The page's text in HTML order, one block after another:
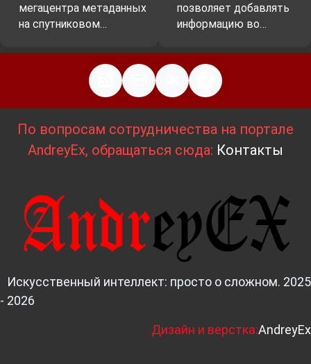
мегацентра метаданных
на спутниковом…
позволяет добавлять
информацию во…
По вопросам сотрудничества на портале
AndreyEx, обращаться сюда: Контакты
Искусственный интеллект: просто о сложном. 2025
- 2026
Дизайн и верстка:AndreyEx